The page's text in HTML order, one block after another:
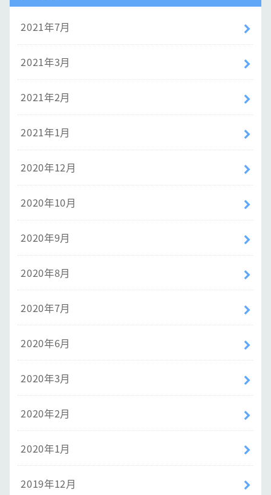
2021年7月
2021年3月
2021年2月
2021年1月
2020年12月
2020年10月
2020年9月
2020年8月
2020年7月
2020年6月
2020年3月
2020年2月
2020年1月
2019年12月